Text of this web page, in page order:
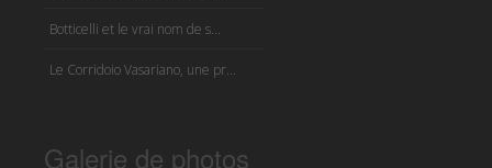
Botticelli et le vrai nom de s...
Le Corridoio Vasariano, une pr...
Galerie de photos